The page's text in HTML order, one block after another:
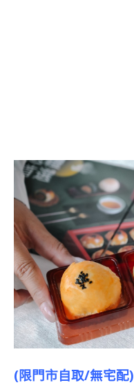
(限門市自取/無宅配)